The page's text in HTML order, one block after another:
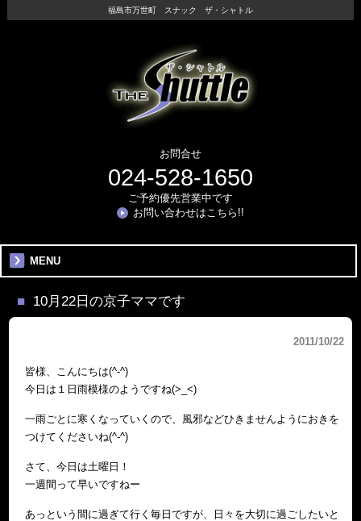
福島市万世町 スナック ザ・シャトル
お問合せ
024-528-1650
ご予約優先営業中です
お問い合わせはこちら!!
MENU
10月22日の京子ママです
2011/10/22
皆様、こんにちは(^-^)
今日は１日雨模様のようですね(>_<)
一雨ごとに寒くなっていくので、風邪などひきませんようにおきを
つけてくださいね(^-^)
さて、今日は土曜日！
一週間って早いですねー
あっという間に過ぎて行く毎日ですが、日々を大切に過ごしたいと